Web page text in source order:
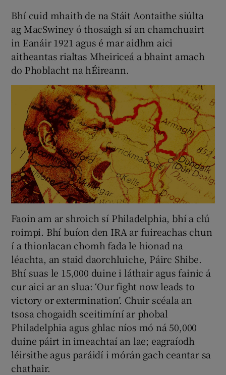
Show Sponsored sub sections
Bhí cuid mhaith de na Stáit Aontaithe siúlta
ag MacSwiney ó thosaigh sí an chamchuairt
in Eanáir 1921 agus é mar aidhm aici
aitheantas rialtas Mheiriceá a bhaint amach
do Phoblacht na hÉireann.
Faoin am ar shroich sí Philadelphia, bhí a clú
roimpi. Bhí buíon den IRA ar fuireachas chun
í a thionlacan chomh fada le hionad na
léachta, an staid daorchluiche, Páirc Shibe.
Bhí suas le 15,000 duine i láthair agus fainic á
cur aici ar an slua: ‘Our fight now leads to
victory or extermination’. Chuir scéala an
tsosa chogaidh sceitimíní ar phobal
Philadelphia agus ghlac níos mó ná 50,000
duine páirt in imeachtaí an lae; eagraíodh
léirsithe agus paráidí i mórán gach ceantar sa
chathair.